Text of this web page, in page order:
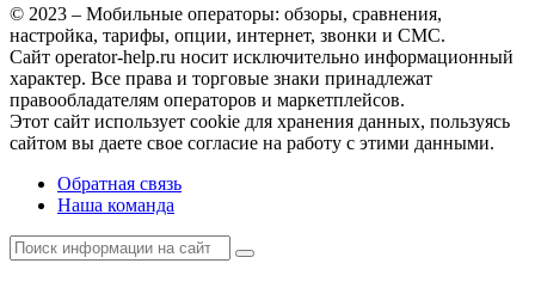
© 2023 – Мобильные операторы: обзоры, сравнения,
настройка, тарифы, опции, интернет, звонки и СМС.
Сайт operator-help.ru носит исключительно информационный
характер. Все права и торговые знаки принадлежат
правообладателям операторов и маркетплейсов.
Этот сайт использует cookie для хранения данных, пользуясь
сайтом вы даете свое согласие на работу с этими данными.
Обратная связь
Наша команда